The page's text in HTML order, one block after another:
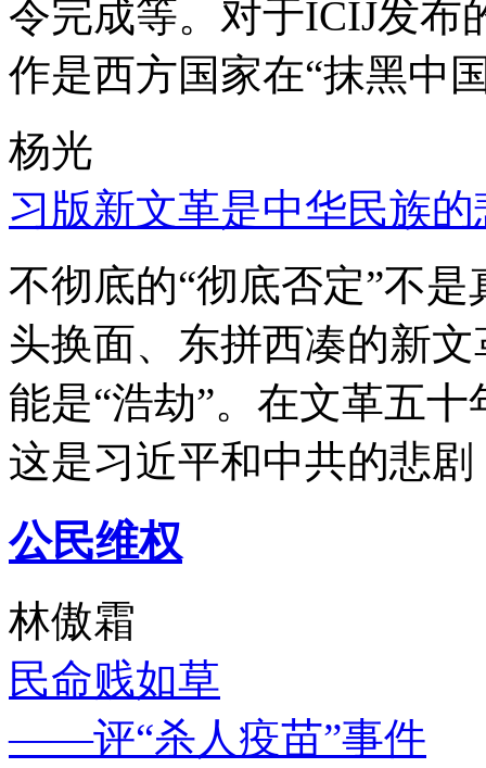
令完成等。对于ICIJ发布
作是西方国家在“抹黑中
杨光
习版新文革是中华民族的
不彻底的“彻底否定”不
头换面、东拼西凑的新
能是“浩劫”。在文革五
这是习近平和中共的悲
公民维权
林傲霜
民命贱如草
——评“杀人疫苗”事件